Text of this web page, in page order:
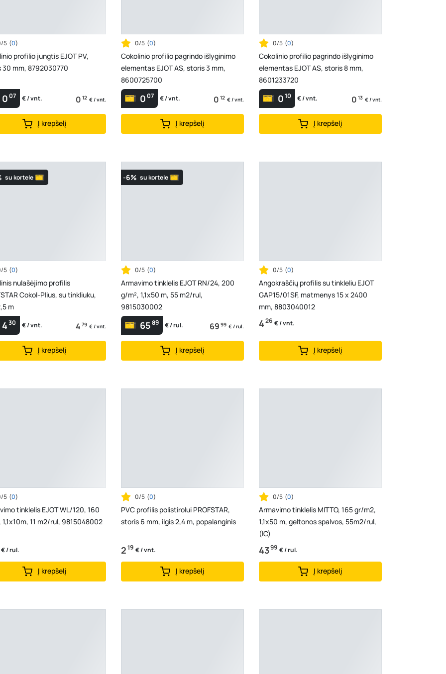
5 (0)
profilio jungtis EJOT PV,
30 mm, 8792030770
007 € / vnt. 0 12 € / vnt.
Į krepšelį
0/5 (0)
Cokolinio profilio pagrindo išlyginimo
elementas EJOT AS, storis 3 mm,
8600725700
007 € / vnt. 0 12 € / vnt.
Į krepšelį
0/5 (0)
Cokolinio profilio pagrindo išlyginimo
elementas EJOT AS, storis 8 mm,
8601233720
010 € / vnt. 0 13 € / vnt.
Į krepšelį
su kortele
5 (0)
nulašėjimo profilis
Cokol-Plius, su tinkliuku,
m
430 € / vnt. 4 79 € / vnt.
Į krepšelį
-6% su kortele
0/5 (0)
Armavimo tinklelis EJOT RN/24, 200
g/m², 1,1x50 m, 55 m2/rul,
9815030002
6589 € / rul. 69 99 € / rul.
Į krepšelį
0/5 (0)
Angokraščių profilis su tinkleliu EJOT
GAP15/01SF, matmenys 15 x 2400
mm, 8803040012
426 € / vnt.
Į krepšelį
5 (0)
tinklelis EJOT WL/120, 160
1,1x10m, 11 m2/rul, 9815048002
€ / rul.
Į krepšelį
0/5 (0)
PVC profilis polistirolui PROFSTAR,
storis 6 mm, ilgis 2,4 m, popalanginis
219 € / vnt.
Į krepšelį
0/5 (0)
Armavimo tinklelis MITTO, 165 gr/m2,
1,1x50 m, geltonos spalvos, 55m2/rul,
(IC)
4399 € / rul.
Į krepšelį